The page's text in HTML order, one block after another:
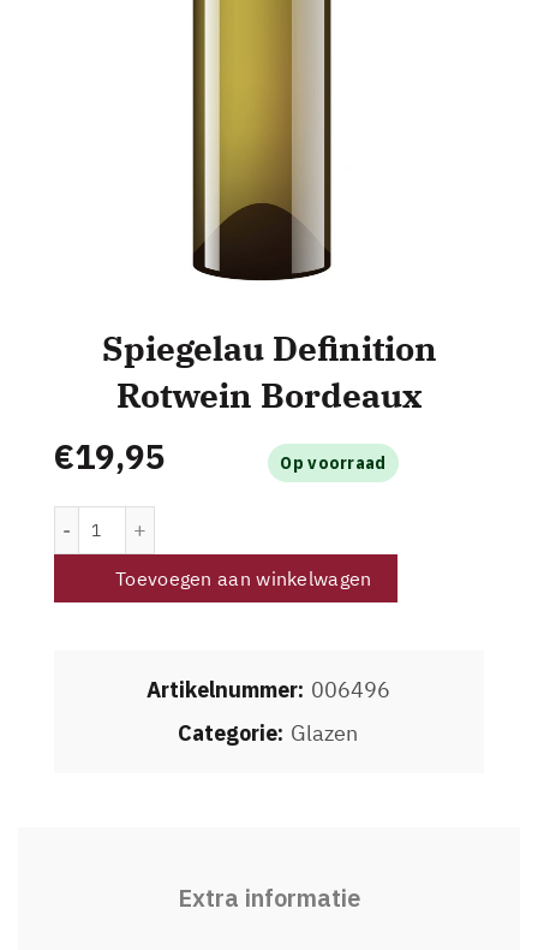
Spiegelau Definition
Rotwein Bordeaux
€19,95 Op voorraad
Toevoegen aan winkelwagen
Artikelnummer: 006496
Categorie: Glazen
Extra informatie